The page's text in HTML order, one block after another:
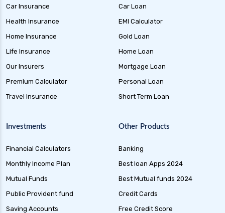
Car Insurance
Health Insurance
Home Insurance
Life Insurance
Our Insurers
Premium Calculator
Travel Insurance
Car Loan
EMI Calculator
Gold Loan
Home Loan
Mortgage Loan
Personal Loan
Short Term Loan
Investments
Financial Calculators
Monthly Income Plan
Mutual Funds
Public Provident fund
Saving Accounts
Other Products
Banking
Best loan Apps 2024
Best Mutual funds 2024
Credit Cards
Free Credit Score